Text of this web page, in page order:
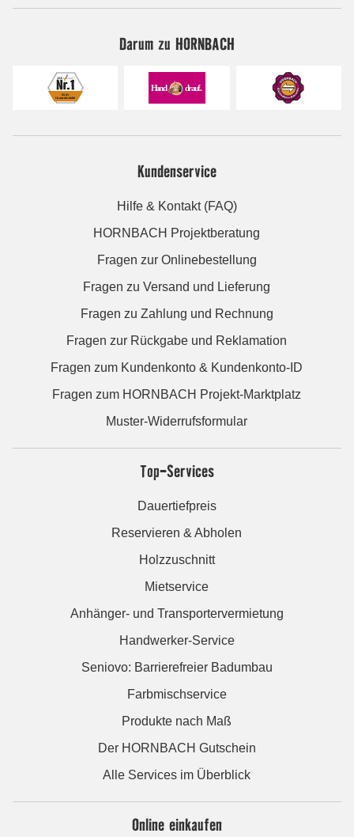
Darum zu HORNBACH
Kundenservice
Hilfe & Kontakt (FAQ)
HORNBACH Projektberatung
Fragen zur Onlinebestellung
Fragen zu Versand und Lieferung
Fragen zu Zahlung und Rechnung
Fragen zur Rückgabe und Reklamation
Fragen zum Kundenkonto & Kundenkonto-ID
Fragen zum HORNBACH Projekt-Marktplatz
Muster-Widerrufsformular
Top-Services
Dauertiefpreis
Reservieren & Abholen
Holzzuschnitt
Mietservice
Anhänger- und Transportervermietung
Handwerker-Service
Seniovo: Barrierefreier Badumbau
Farbmischservice
Produkte nach Maß
Der HORNBACH Gutschein
Alle Services im Überblick
Online einkaufen